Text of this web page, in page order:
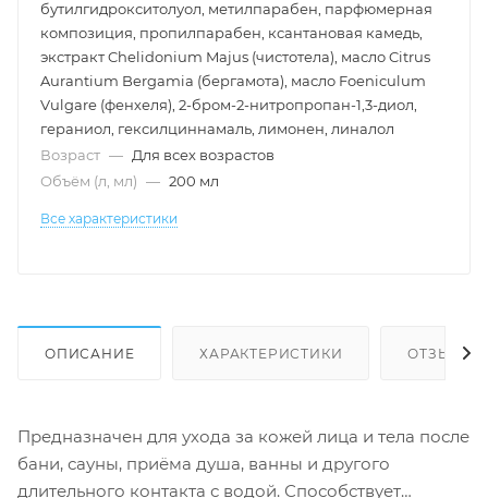
бутилгидрокситолуол, метилпарабен, парфюмерная
композиция, пропилпарабен, ксантановая камедь,
экстракт Chelidonium Majus (чистотела), масло Citrus
Aurantium Bergamia (бергамота), масло Foeniculum
Vulgare (фенхеля), 2-бром-2-нитропропан-1,3-диол,
гераниол, гексилциннамаль, лимонен, линалол
Возраст — Для всех возрастов
Объём (л, мл) — 200 мл
Все характеристики
ОПИСАНИЕ ХАРАКТЕРИСТИКИ ОТЗЫВЫ
Предназначен для ухода за кожей лица и тела после
бани, сауны, приёма душа, ванны и другого
длительного контакта с водой. Способствует